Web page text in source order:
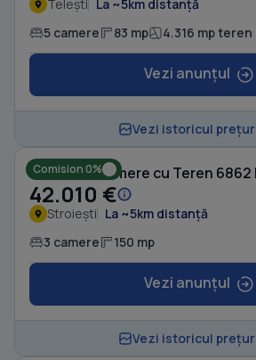
Telești La ~5km distanță
5 camere 83 mp 4.316 mp teren
Vezi anunțul
Vezi istoricul
Comision 0%
Casă cu 3 camere cu Teren
42.010 €
Stroiești La ~5km distanță
3 camere 150 mp
Vezi anunțul
Vezi istoricul